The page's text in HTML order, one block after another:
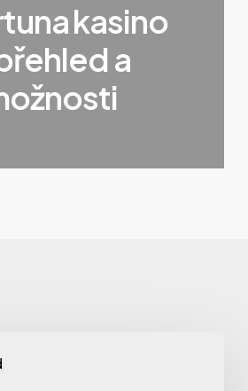
kasino
a